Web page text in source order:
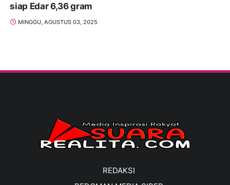
siap Edar 6,36 gram
MINGGU, AGUSTUS 03, 2025
REDAKSI